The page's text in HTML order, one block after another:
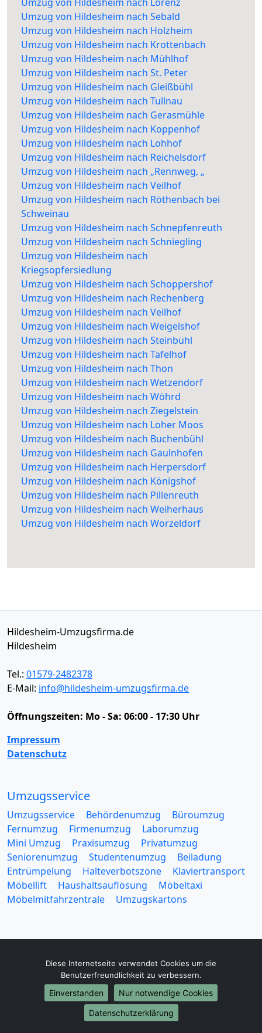
Umzug von Hildesheim nach Sebald
Umzug von Hildesheim nach Holzheim
Umzug von Hildesheim nach Krottenbach
Umzug von Hildesheim nach Mühlhof
Umzug von Hildesheim nach St. Peter
Umzug von Hildesheim nach Gleißbühl
Umzug von Hildesheim nach Tullnau
Umzug von Hildesheim nach Gerasmühle
Umzug von Hildesheim nach Koppenhof
Umzug von Hildesheim nach Lohhof
Umzug von Hildesheim nach Reichelsdorf
Umzug von Hildesheim nach „Rennweg, „
Umzug von Hildesheim nach Veilhof
Umzug von Hildesheim nach Röthenbach bei
Schweinau
Umzug von Hildesheim nach Schnepfenreuth
Umzug von Hildesheim nach Schniegling
Umzug von Hildesheim nach
Kriegsopfersiedlung
Umzug von Hildesheim nach Schoppershof
Umzug von Hildesheim nach Rechenberg
Umzug von Hildesheim nach Veilhof
Umzug von Hildesheim nach Weigelshof
Umzug von Hildesheim nach Steinbühl
Umzug von Hildesheim nach Tafelhof
Umzug von Hildesheim nach Thon
Umzug von Hildesheim nach Wetzendorf
Umzug von Hildesheim nach Wöhrd
Umzug von Hildesheim nach Ziegelstein
Umzug von Hildesheim nach Loher Moos
Umzug von Hildesheim nach Buchenbühl
Umzug von Hildesheim nach Gaulnhofen
Umzug von Hildesheim nach Herpersdorf
Umzug von Hildesheim nach Königshof
Umzug von Hildesheim nach Pillenreuth
Umzug von Hildesheim nach Weiherhaus
Umzug von Hildesheim nach Worzeldorf
Hildesheim-Umzugsfirma.de
Hildesheim
Tel.: 01579-2482378
E-Mail: info@hildesheim-umzugsfirma.de
Öffnungszeiten: Mo - Sa: 06:00 - 17:30 Uhr
Impressum
Datenschutz
Umzugsservice
Umzugsservice Behördenumzug
Büroumzug
Fernumzug
Firmenumzug
Laborumzug
Mini Umzug
Praxisumzug
Privatumzug
Seniorenumzug
Studentenumzug
Beiladung
Entrümpelung
Halteverbotszone
Klaviertransport
Möbellift
Haushaltsauflösung
Möbeltaxi
Möbelmitfahrzentrale
Umzugskartons
Europa-Umzüge
Umzug von Hildesheim nach Belarus
Umzug von Hildesheim nach Belgien
Umzug von Hildesheim nach Bulgarien
Diese Internetseite verwendet Cookies um die
Benutzerfreundlichkeit zu verbessern.
Einverstanden
Nur notwendige Cookies
Datenschutzerklärung